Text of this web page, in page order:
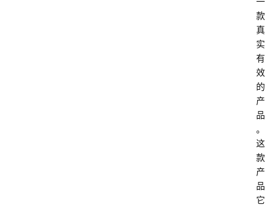
款
真
实
有
效
的
产
品
。
这
款
产
品
它